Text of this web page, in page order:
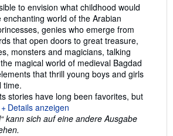
to envision what childhood would
world of the Arabian
genies who emerge from
that open doors to great treasure,
monsters and magicians, talking
magical world of medieval Bagdad
that thrill young boys and girls
time.
stories have long been favorites, but
Details anzeigen
kann sich auf eine andere Ausgabe